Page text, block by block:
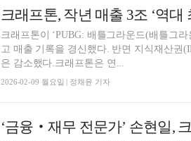
크래프톤이 ‘PUBG: 배틀그라운드(배틀그
고 매출 기록을 경신했다. 반면 지식재산권
은 감소했다.크래프톤은 연...
2026-02-09 월요일 | 정채윤 기자
‘금융‧재무 전문가’ 손현일,